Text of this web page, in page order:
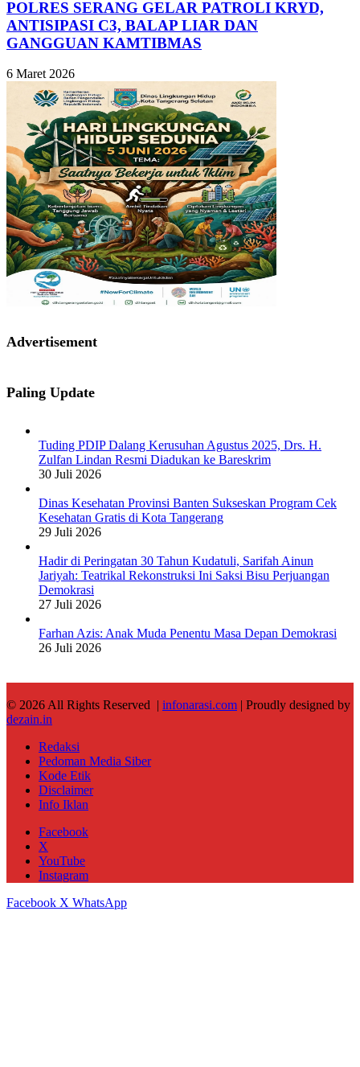
POLRES SERANG GELAR PATROLI KRYD,
ANTISIPASI C3, BALAP LIAR DAN
GANGGUAN KAMTIBMAS
6 Maret 2026
Advertisement
Paling Update
Tuding PDIP Dalang Kerusuhan Agustus 2025, Drs. H.
Zulfan Lindan Resmi Diadukan ke Bareskrim
30 Juli 2026
Dinas Kesehatan Provinsi Banten Sukseskan Program Cek
Kesehatan Gratis di Kota Tangerang
29 Juli 2026
Hadir di Peringatan 30 Tahun Kudatuli, Sarifah Ainun
Jariyah: Teatrikal Rekonstruksi Ini Saksi Bisu Perjuangan
Demokrasi
27 Juli 2026
Farhan Azis: Anak Muda Penentu Masa Depan Demokrasi
26 Juli 2026
© 2026 All Rights Reserved | infonarasi.com | Proudly designed by
dezain.in
Redaksi
Pedoman Media Siber
Kode Etik
Disclaimer
Info Iklan
Facebook
X
YouTube
Instagram
Facebook X WhatsApp